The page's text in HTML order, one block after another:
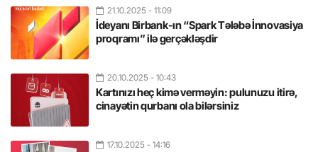
21.10.2025 - 11:09
İdeyanı Birbank-ın “Spark Tələbə İnnovasiya
proqramı” ilə gerçəkləşdir
20.10.2025 - 10:43
Kartınızı heç kimə verməyin: pulunuzu itirə,
cinayətin qurbanı ola bilərsiniz
17.10.2025 - 14:16